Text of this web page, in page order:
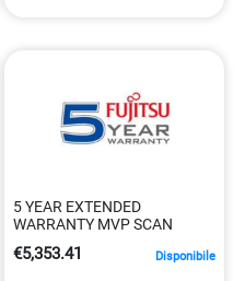
5 YEAR EXTENDED
WARRANTY MVP SCAN
€5,353.41 Disponibile